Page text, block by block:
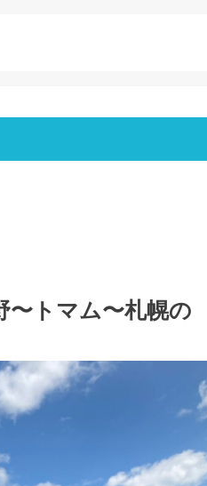
〜トマム〜札幌の